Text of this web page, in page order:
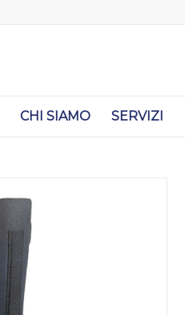
CHI SIAMO SERVIZI